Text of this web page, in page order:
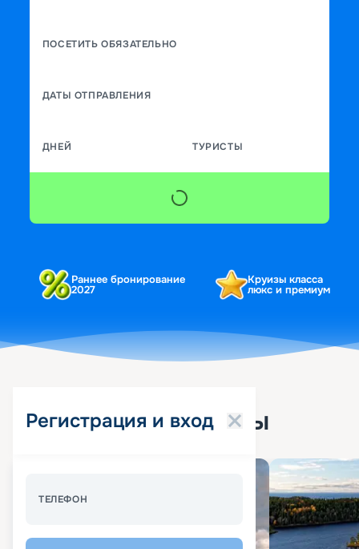
ПОСЕТИТЬ ОБЯЗАТЕЛЬНО
ДАТЫ ОТПРАВЛЕНИЯ
ДНЕЙ ТУРИСТЫ
Раннее бронирование
2027
Круизы класса
люкс и премиум
Регистрация и вход
ТЕЛЕФОН
Популярные круизы